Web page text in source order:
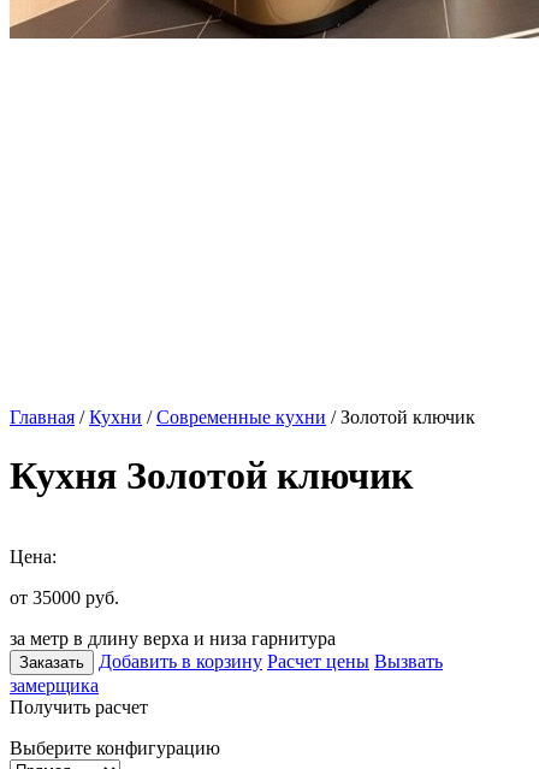
Главная /Кухни /Современные кухни / Золотой ключик
Кухня Золотой ключик
Цена:
от 35000 руб.
за метр в длину верха и низа гарнитура
Заказать Добавить в корзину Расчет цены Вызвать
замерщика
Получить расчет
Выберите конфигурацию